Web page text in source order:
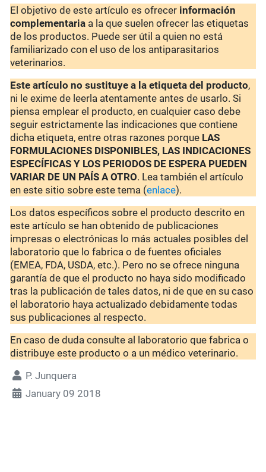
El objetivo de este artículo es ofrecer información
complementaria a la que suelen ofrecer las etiquetas
de los productos. Puede ser útil a quien no está
familiarizado con el uso de los antiparasitarios
veterinarios.
Este artículo no sustituye a la etiqueta del producto,
ni le exime de leerla atentamente antes de usarlo. Si
piensa emplear el producto, en cualquier caso debe
seguir estrictamente las indicaciones que contiene
dicha etiqueta, entre otras razones porque LAS
FORMULACIONES DISPONIBLES, LAS INDICACIONES
ESPECÍFICAS Y LOS PERIODOS DE ESPERA PUEDEN
VARIAR DE UN PAÍS A OTRO. Lea también el artículo
en este sitio sobre este tema (enlace).
Los datos específicos sobre el producto descrito en
este artículo se han obtenido de publicaciones
impresas o electrónicas lo más actuales posibles del
laboratorio que lo fabrica o de fuentes oficiales
(EMEA, FDA, USDA, etc.). Pero no se ofrece ninguna
garantía de que el producto no haya sido modificado
tras la publicación de tales datos, ni de que en su caso
el laboratorio haya actualizado debidamente todas
sus publicaciones al respecto.
En caso de duda consulte al laboratorio que fabrica o
distribuye este producto o a un médico veterinario.
P. Junquera
January 09 2018